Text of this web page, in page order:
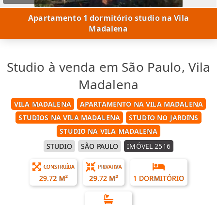
Apartamento 1 dormitório studio na Vila
Madalena
Studio à venda em São Paulo, Vila
Madalena
VILA MADALENA
APARTAMENTO NA VILA MADALENA
STUDIOS NA VILA MADALENA
STUDIO NO JARDINS
STUDIO NA VILA MADALENA
STUDIO
SÃO PAULO IMÓVEL 2516
CONSTRUÍDA
29.72 M²
PRIVATIVA
29.72 M² 1 DORMITÓRIO